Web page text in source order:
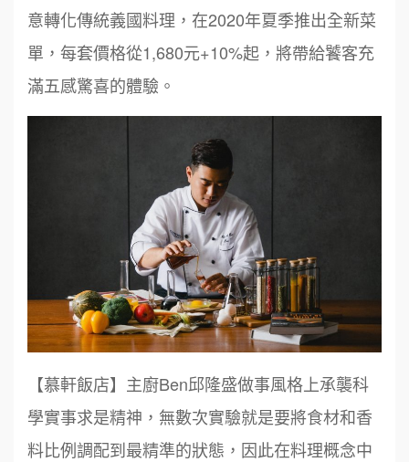
意轉化傳統義國料理，在2020年夏季推出全新菜
單，每套價格從1,680元+10%起，將帶給饕客充
滿五感驚喜的體驗。
【慕軒飯店】主廚Ben邱隆盛做事風格上承襲科
學實事求是精神，無數次實驗就是要將食材和香
料比例調配到最精準的狀態，因此在料理概念中